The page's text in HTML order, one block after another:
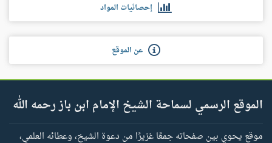
إحصائيات المواد
عن الموقع
الموقع الرسمي لسماحة الشيخ الإمام ابن باز رحمه الله
موقع يحوي بين صفحاته جمعًا غزيرًا من دعوة الشيخ، وعطائه العلمي،